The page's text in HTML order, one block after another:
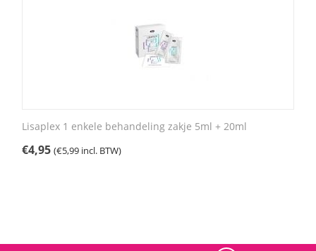
Lisaplex 1 enkele behandeling zakje 5ml + 20ml
€4,95 (€5,99 incl. BTW)